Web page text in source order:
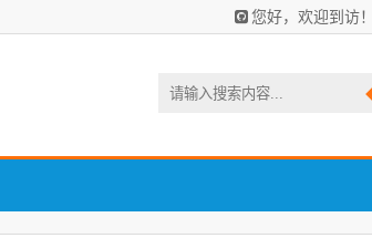
您好，欢迎到访！